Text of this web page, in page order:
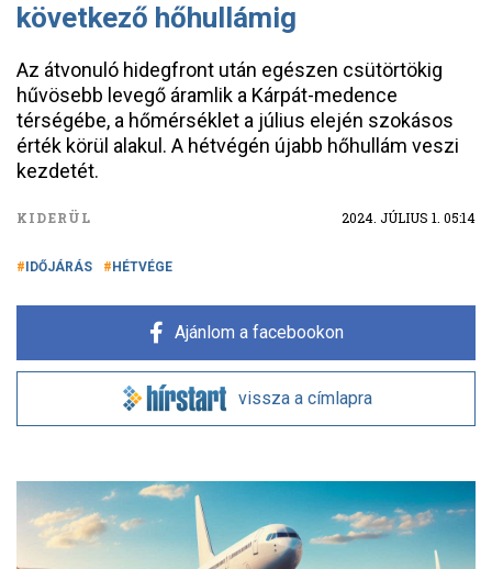
következő hőhullámig
Az átvonuló hidegfront után egészen csütörtökig
hűvösebb levegő áramlik a Kárpát-medence
térségébe, a hőmérséklet a július elején szokásos
érték körül alakul. A hétvégén újabb hőhullám veszi
kezdetét.
KIDERÜL 2024. JÚLIUS 1. 05:14
IDŐJÁRÁS HÉTVÉGE
Ajánlom a facebookon
vissza a címlapra